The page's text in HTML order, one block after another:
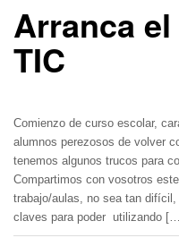
Arranca
TIC
Comienzo de curso escolar,
alumnos perezosos de volver
tenemos algunos trucos para
Compartimos con vosotros
trabajo/aulas, no sea tan
claves para poder utilizando